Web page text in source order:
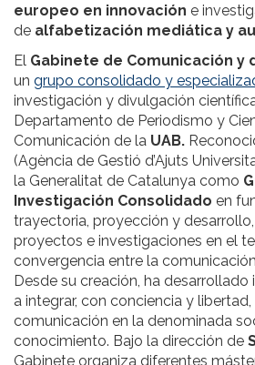
europeo en innovación e
de alfabetización mediática y
El Gabinete de Comunicación y
un grupo consolidado y
investigación y divulgación
Departamento de Periodismo y
Comunicación de la UAB.
(Agència de Gestió d’Ajuts
la Generalitat de Catalunya como
Investigación Consolidado en
trayectoria, proyección y
proyectos e investigaciones en el
convergencia entre la
Desde su creación, ha desarrollado
a integrar, con conciencia y
comunicación en la denominada
conocimiento. Bajo la dirección de
Gabinete organiza diferentes